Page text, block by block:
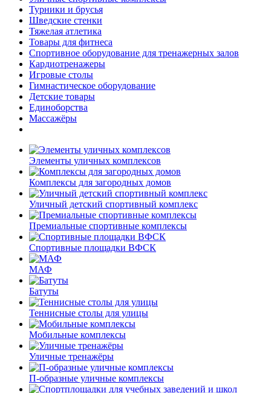
Турники и брусья
Шведские стенки
Тяжелая атлетика
Товары для фитнеса
Спортивное оборудование для тренажерных залов
Кардиотренажеры
Игровые столы
Гимнастическое оборудование
Детские товары
Единоборства
Массажёры
Элементы уличных комплексов
Комплексы для загородных домов
Уличный детский спортивный комплекс
Премиальные спортивные комплексы
Спортивные площадки ВФСК
МАФ
Батуты
Теннисные столы для улицы
Мобильные комплексы
Уличные тренажёры
П-образные уличные комплексы